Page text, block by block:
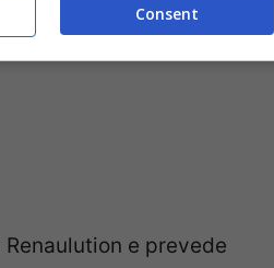
e prevede
Consent